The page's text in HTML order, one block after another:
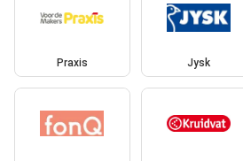
Praxis Jysk